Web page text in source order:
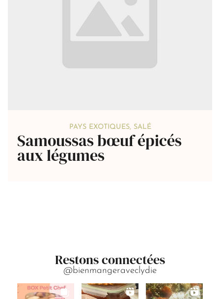
PAYS EXOTIQUES, SALÉ
Samoussas bœuf épicés
aux légumes
Restons connectées
@bienmangeraveclydie